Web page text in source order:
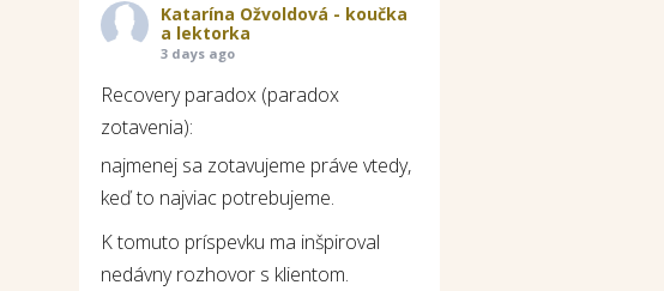
Katarína Ožvoldová - koučka
a lektorka
3 days ago
Recovery paradox (paradox
zotavenia):
najmenej sa zotavujeme práve vtedy,
keď to najviac potrebujeme.
K tomuto príspevku ma inšpiroval
nedávny rozhovor s klientom.